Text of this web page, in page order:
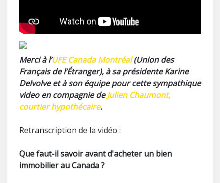
Merci à l’UFE Canada Montréal(Union des
Français de l’Étranger), à sa présidente Karine
Delvolve et à son équipe pour cette sympathique
video en compagnie deJulien Chaumont,
courtier hypothécaire.
Retranscription de la vidéo :
Que faut-il savoir avant d'acheter un bien
immobilier au Canada ?